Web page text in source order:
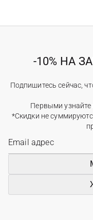
-10% НА
Подпишитесь сейчас,
Первыми узнайте
*Скидки не